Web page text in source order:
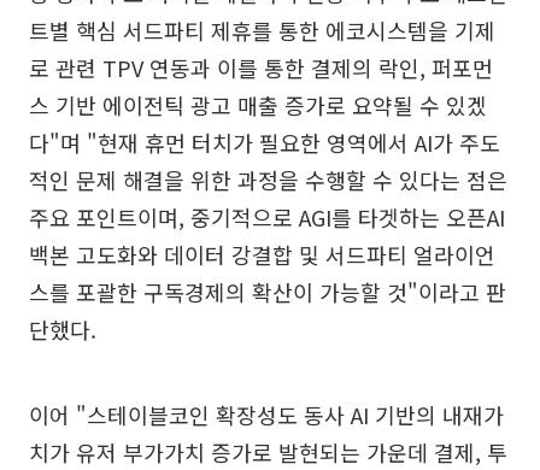
트별 핵심 서드파티 제휴를 통한 에코시스템을 기제
로 관련 TPV 연동과 이를 통한 결제의 락인, 퍼포먼
스 기반 에이전틱 광고 매출 증가로 요약될 수 있겠
다"며 "현재 휴먼 터치가 필요한 영역에서 AI가 주도
적인 문제 해결을 위한 과정을 수행할 수 있다는 점은
주요 포인트이며, 중기적으로 AGI를 타겟하는 오픈AI
백본 고도화와 데이터 강결합 및 서드파티 얼라이언
스를 포괄한 구독경제의 확산이 가능할 것"이라고 판
단했다.
이어 "스테이블코인 확장성도 동사 AI 기반의 내재가
치가 유저 부가가치 증가로 발현되는 가운데 결제, 투